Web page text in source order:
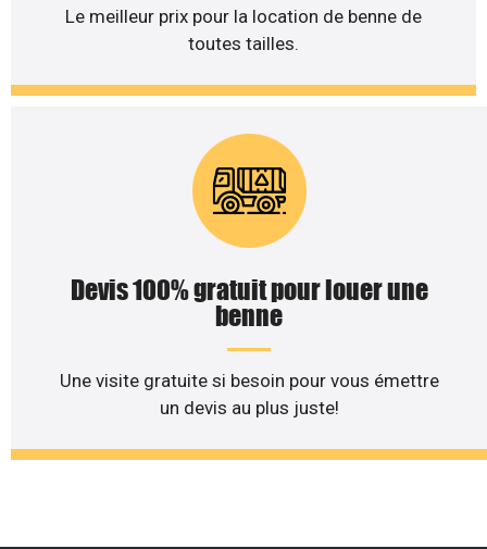
Le meilleur prix pour la location de benne de
toutes tailles.
Devis 100% gratuit pour louer une
benne
Une visite gratuite si besoin pour vous émettre
un devis au plus juste!